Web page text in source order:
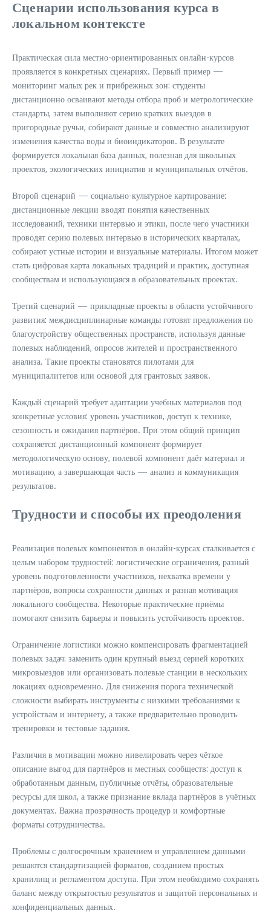
Сценарии использования курса в
локальном контексте
Практическая сила местно-ориентированных онлайн-курсов
проявляется в конкретных сценариях. Первый пример —
мониторинг малых рек и прибрежных зон: студенты
дистанционно осваивают методы отбора проб и метрологические
стандарты, затем выполняют серию кратких выездов в
пригородные ручьи, собирают данные и совместно анализируют
изменения качества воды и биоиндикаторов. В результате
формируется локальная база данных, полезная для школьных
проектов, экологических инициатив и муниципальных отчётов.
Второй сценарий — социально-культурное картирование:
дистанционные лекции вводят понятия качественных
исследований, техники интервью и этики, после чего участники
проводят серию полевых интервью в исторических кварталах,
собирают устные истории и визуальные материалы. Итогом может
стать цифровая карта локальных традиций и практик, доступная
сообществам и использующаяся в образовательных проектах.
Третий сценарий — прикладные проекты в области устойчивого
развития: междисциплинарные команды готовят предложения по
благоустройству общественных пространств, используя данные
полевых наблюдений, опросов жителей и пространственного
анализа. Такие проекты становятся пилотами для
муниципалитетов или основой для грантовых заявок.
Каждый сценарий требует адаптации учебных материалов под
конкретные условия: уровень участников, доступ к технике,
сезонность и ожидания партнёров. При этом общий принцип
сохраняется: дистанционный компонент формирует
методологическую основу, полевой компонент даёт материал и
мотивацию, а завершающая часть — анализ и коммуникация
результатов.
Трудности и способы их преодоления
Реализация полевых компонентов в онлайн-курсах сталкивается с
целым набором трудностей: логистические ограничения, разный
уровень подготовленности участников, нехватка времени у
партнёров, вопросы сохранности данных и разная мотивация
локального сообщества. Некоторые практические приёмы
помогают снизить барьеры и повысить устойчивость проектов.
Ограничение логистики можно компенсировать фрагментацией
полевых задач: заменить один крупный выезд серией коротких
микровыездов или организовать полевые станции в нескольких
локациях одновременно. Для снижения порога технической
сложности выбирать инструменты с низкими требованиями к
устройствам и интернету, а также предварительно проводить
тренировки и тестовые задания.
Различия в мотивации можно нивелировать через чёткое
описание выгод для партнёров и местных сообществ: доступ к
обработанным данным, публичные отчёты, образовательные
ресурсы для школ, а также признание вклада партнёров в учётных
документах. Важна прозрачность процедур и комфортные
форматы сотрудничества.
Проблемы с долгосрочным хранением и управлением данными
решаются стандартизацией форматов, созданием простых
хранилищ и регламентом доступа. При этом необходимо сохранять
баланс между открытостью результатов и защитой персональных и
конфиденциальных данных.